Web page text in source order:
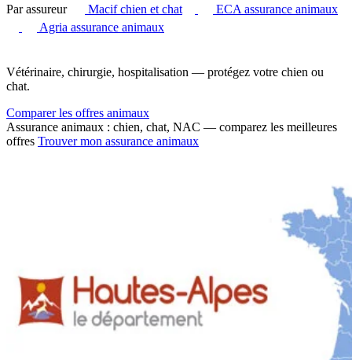
Par assureur
Macif chien et chat
ECA assurance animaux
Agria assurance animaux
Vétérinaire, chirurgie, hospitalisation — protégez votre chien ou
chat.
Comparer les offres animaux
Assurance animaux : chien, chat, NAC — comparez les meilleures
offres Trouver mon assurance animaux